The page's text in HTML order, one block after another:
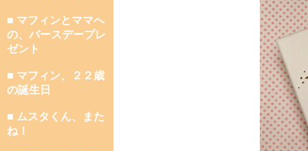
■ マフィンとママへ
の、バースデープレ
ゼント
■ マフィン、２２歳
の誕生日
■ ムスタくん、また
ね！